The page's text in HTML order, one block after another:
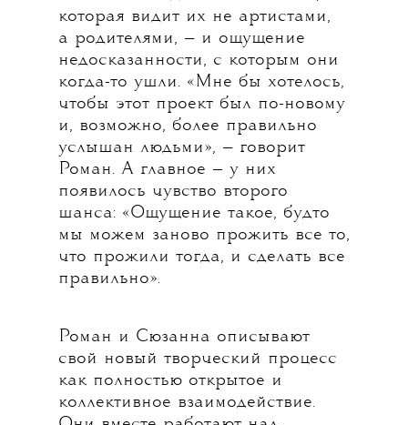
которая видит их не артистами,
а родителями, — и ощущение
недосказанности, с которым они
когда-то ушли. «Мне бы хотелось,
чтобы этот проект был по-новому
и, возможно, более правильно
услышан людьми», — говорит
Роман. А главное — у них
появилось чувство второго
шанса: «Ощущение такое, будто
мы можем заново прожить все то,
что прожили тогда, и сделать все
правильно».
Роман и Сюзанна описывают
свой новый творческий процесс
как полностью открытое и
коллективное взаимодействие.